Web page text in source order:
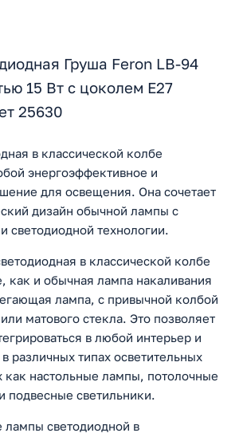
Груша Feron LB-94
15 Вт с цоколем E27
25630
в классической колбе
энергоэффективное и
для освещения. Она сочетает
дизайн обычной лампы с
светодиодной технологии.
в классической колбе
как и обычная лампа накаливания
лампа, с привычной колбой
матового стекла. Это позволяет
в любой интерьер и
различных типах осветительных
как настольные лампы, потолочные
подвесные светильники.
лампы светодиодной в